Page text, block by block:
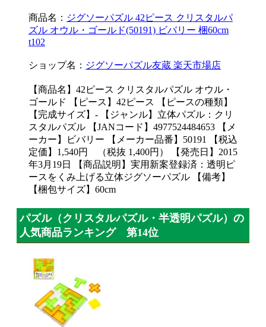
商品名： ジグソーパズル 42ピース クリスタルパ
ズル オウル・ゴールド(50191) ビバリー 梱60cm
t102
ショップ名： ジグソーパズル友蔵 楽天市場店
【商品名】42ピース クリスタルパズル オウル・
ゴールド 【ピース】42ピース 【ピースの種類】
【完成サイズ】- 【ジャンル】立体パズル：クリ
スタルパズル 【JANコード】4977524484653 【メ
ーカー】ビバリー 【メーカー品番】50191 【税込
定価】1,540円 （税抜 1,400円） 【発売日】2015
年3月19日 【商品説明】実用新案登録済：透明ピ
ースをくみ上げる立体ジグソーパズル 【備考】
【梱包サイズ】60cm
パズル（クリスタルパズル・半透明パズル）の
人気商品ランキング 第14位